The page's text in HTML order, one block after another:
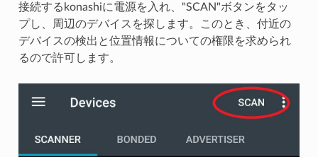
接続するkonashiに電源を入れ、"SCAN"ボタンをタッ
プし、周辺のデバイスを探します。このとき、付近の
デバイスの検出と位置情報についての権限を求められ
るので許可します。